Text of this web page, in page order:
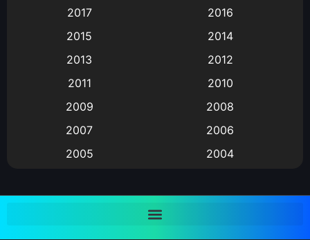
Animation แอนิเมชัน
(9)
Big tits (นมใหญ่)
Bitch (ผู้หญิงร่าน)
2017
2016
2015
2014
2013
2012
2011
2010
2009
2008
2007
2006
2005
2004